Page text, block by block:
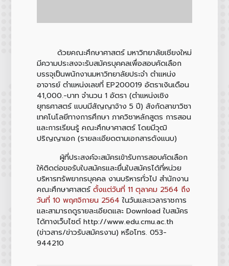
ด้วยคณะศึกษาศาสตร์ มหาวิทยาลัยเชียงใหม่
มีความประสงจะรับสมัครบุคคลเพื่อสอบคัดเลือก
บรรจุเป็นพนักงานมหาวิทยาลัยประจำ ตำแหน่ง
อาจารย์ ตำแหน่งเลขที่ EP200019 อัตราเงินเดือน
41,000.-บาท จำนวน 1 อัตรา (ตำแหน่งเชิง
ยุทธศาสตร์ แบบมีสัญญาจ้าง 5 ปี) สังกัดสาขาวิชา
เทคโนโลยีทางการศึกษา ภาควิชาหลักสูตร การสอน
และการเรียนรู้ คณะศึกษาศาสตร์ โดยมีวุฒิ
ปริญญาเอก (รายละเอียดตามเอกสารดังแนบ)
ผู้ที่ประสงค์จะสมัครเข้ารับการสอบคัดเลือก
ให้ติดต่อขอรับใบสมัครและยื่นใบสมัครได้ที่หน่วย
บริหารทรัพยากรบุคคล งานบริหารทั่วไป สำนักงาน
คณะศึกษาศาสตร์ตั้งแต่วันที่ 11 ตุลาคม 2564 ถึง
วันที่ 10 พฤศจิกายน 2564 ในวันและเวลาราชการ
และสามารถดูรายละเอียดและ Download ใบสมัคร
ได้ทางเว็บไซต์ http://www.edu.cmu.ac.th
(ข่าวสาร/ข่าวรับสมัครงาน) หรือโทร. 053-
944210